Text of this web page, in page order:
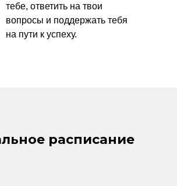
тебе, ответить на твои
вопросы и поддержать тебя
на пути к успеху.
расписание